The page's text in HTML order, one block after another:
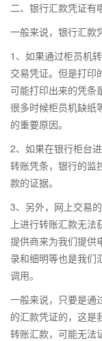
二、银行汇款凭证有
一般来说，银行汇款
1、如果通过柜员机
交易凭证。但是打印
可能打印出来的凭条
很多时候柜员机缺纸
的重要原因。
2、如果在银行柜台
转账凭条，银行的监
款的证据。
3、另外，网上交易
上进行转账汇款无
提供商来为我们提供
录和细明等也是我们
调用。
一般来说，只要是通
的汇款凭证的，这是
转账汇款，可能无法